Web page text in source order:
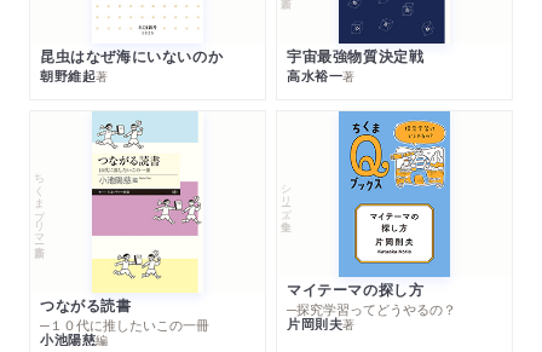
昆虫はなぜ海にいないのか
朝野維起著
宇宙最強物質決定戦
高水裕一著
ちくまプリマー新書
つながる読書
─１０代に推したいこの一冊
小池陽慈編
シリーズ・全集
マイテーマの探し方
─探究学習ってどうやるの？
片岡則夫著